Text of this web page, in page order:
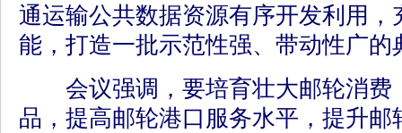
通运输公共数据资源有序开发利用，
能，打造一批示范性强、带动性广的
会议强调，要培育壮大邮轮消费
品，提高邮轮港口服务水平，提升